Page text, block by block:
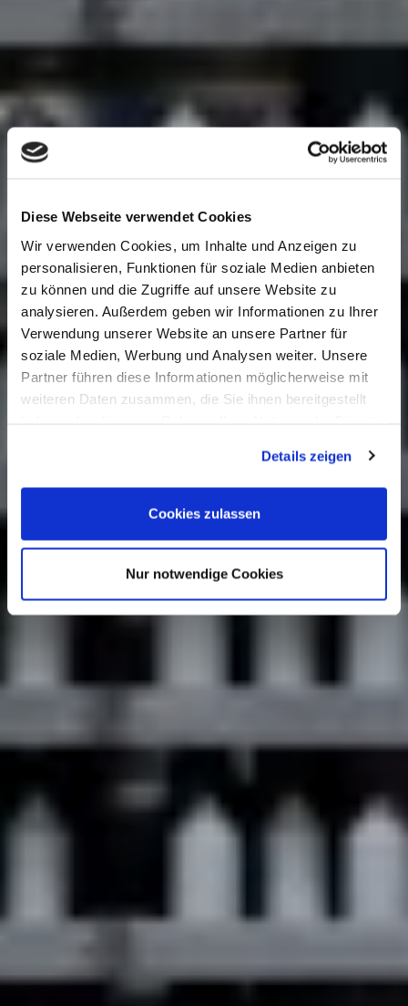
Diese Webseite verwendet Cookies
Wir verwenden Cookies, um Inhalte und Anzeigen zu
personalisieren, Funktionen für soziale Medien anbieten
zu können und die Zugriffe auf unsere Website zu
analysieren. Außerdem geben wir Informationen zu Ihrer
Verwendung unserer Website an unsere Partner für
soziale Medien, Werbung und Analysen weiter. Unsere
Partner führen diese Informationen möglicherweise mit
weiteren Daten zusammen, die Sie ihnen bereitgestellt
Details zeigen
Cookies zulassen
Nur notwendige Cookies